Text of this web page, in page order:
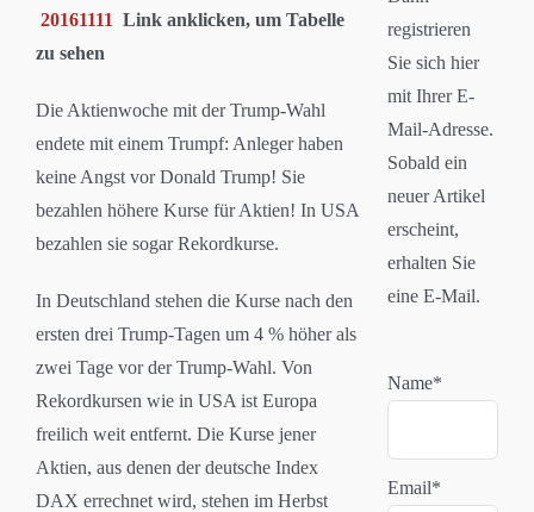
20161111 Link anklicken, um Tabelle
zu sehen
Die Aktienwoche mit der Trump-Wahl
endete mit einem Trumpf: Anleger haben
keine Angst vor Donald Trump! Sie
bezahlen höhere Kurse für Aktien! In USA
bezahlen sie sogar Rekordkurse.
In Deutschland stehen die Kurse nach den
ersten drei Trump-Tagen um 4 % höher als
zwei Tage vor der Trump-Wahl. Von
Rekordkursen wie in USA ist Europa
freilich weit entfernt. Die Kurse jener
Aktien, aus denen der deutsche Index
DAX errechnet wird, stehen im Herbst
registrieren
Sie sich hier
mit Ihrer E-
Mail-Adresse.
Sobald ein
neuer Artikel
erscheint,
erhalten Sie
eine E-Mail.
Name*
Email*